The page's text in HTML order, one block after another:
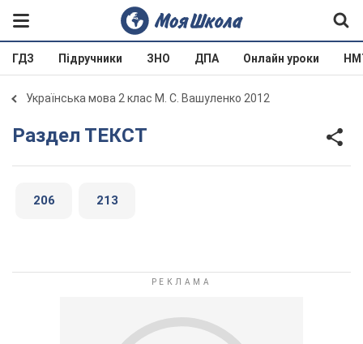
ГДЗ Підручники ЗНО ДПА Онлайн уроки
Українська мова 2 клас М. С. Вашуленко 2012
Раздел ТЕКСТ
206 213